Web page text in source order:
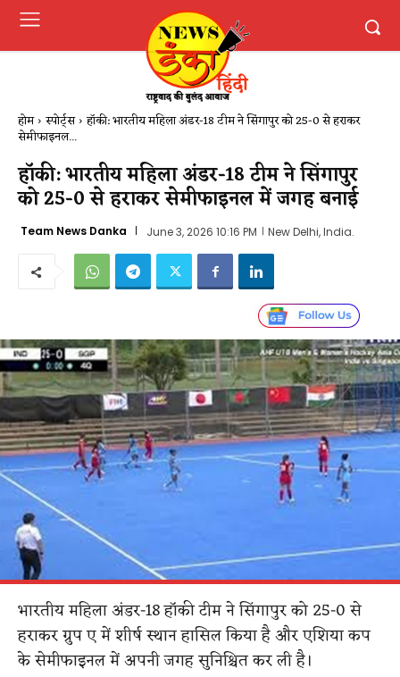
होम स्पोर्ट्स हॉकी: भारतीय महिला अंडर-18 टीम ने सिंगापुर को 25-0 से हराकर
सेमीफाइनल...
हॉकी: भारतीय महिला अंडर-18 टीम ने सिंगापुर
को 25-0 से हराकर सेमीफाइनल में जगह बनाई
Team News Danka June 3, 2026 10:16 PM New Delhi, India.
भारतीय महिला अंडर-18 हॉकी टीम ने सिंगापुर को 25-0 से
हराकर ग्रुप ए में शीर्ष स्थान हासिल किया है और एशिया कप
के सेमीफाइनल में अपनी जगह सुनिश्चित कर ली है।